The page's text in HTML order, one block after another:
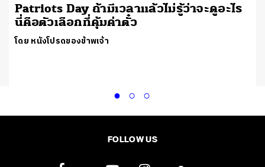
Patriots Day ถ้ามีเวลาแล้วไม่รู้ว่าจะดูอะไร
นี่คือตัวเลือกที่คุ้มค่าตั๋ว
โดย หนังโปรดของข้าพเจ้า
FOLLOW US